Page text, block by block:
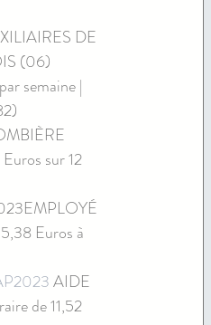
DE
(06)
semaine |
sur 12
Euros à
AIDE
de 11,52